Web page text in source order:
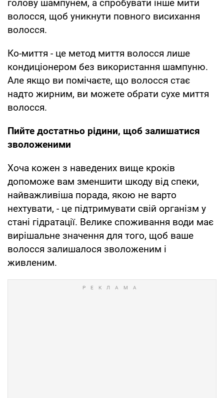
голову шампунем, а спробувати інше мити
волосся, щоб уникнути повного висихання
волосся.
Ко-миття - це метод миття волосся лише
кондиціонером без використання шампуню.
Але якщо ви помічаєте, що волосся стає
надто жирним, ви можете обрати сухе миття
волосся.
Пийте достатньо рідини, щоб залишатися
зволоженими
Хоча кожен з наведених вище кроків
допоможе вам зменшити шкоду від спеки,
найважливіша порада, якою не варто
нехтувати, - це підтримувати свій організм у
стані гідратації. Велике споживання води має
вирішальне значення для того, щоб ваше
волосся залишалося зволоженим і
живленим.